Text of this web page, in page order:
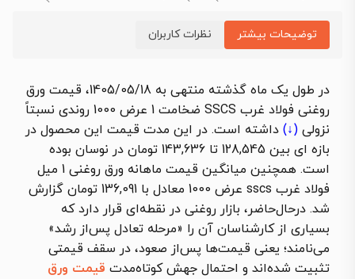
توضیحات بیشتر نظرات کاربران
در طول یک ماه گذشته منتهی به 1405/05/18، قیمت ورق
روغنی فولاد غرب SSCS ضخامت 1 عرض 1000 روندی نسبتاً
نزولی (↓) داشته است. در این مدت قیمت این محصول در
بازه ای بین 128,545 تا 143,636 تومان در نوسان بوده
است. همچنین میانگین قیمت ماهانه
ورق روغنی 1 میل
فولاد غرب sscs عرض 1000 معادل با
136,091 تومان گزارش
شد. درحال‌حاضر، بازار روغنی در نقطه‌ای قرار دارد که
بسیاری از کارشناسان آن را «مرحله تعادل پس‌از رشد»
می‌نامند؛ یعنی قیمت‌ها پس‌از صعود، در سقف قیمتی
تثبیت شده‌اند و احتمال جهش کوتاه‌مدت قیمت ورق